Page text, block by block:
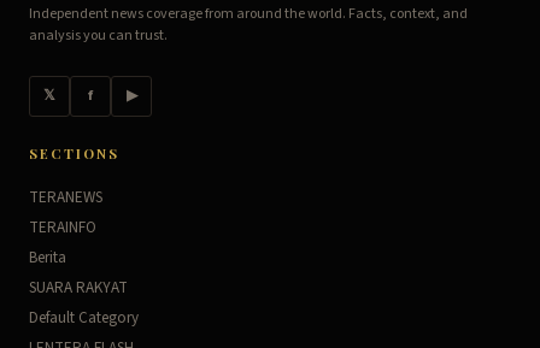
Independent news coverage from around the world. Facts, context, and
analysis you can trust.
𝕏 f ▶
SECTIONS
TERANEWS
TERAINFO
Berita
SUARA RAKYAT
Default Category